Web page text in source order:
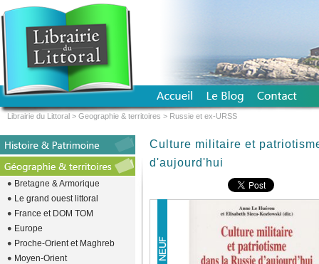
Culture militaire et
d'aujourd'hui
Bretagne & Armorique
Le grand ouest littoral
France et DOM TOM
Europe
Proche-Orient et Maghreb
Moyen-Orient
Librairie du Littoral > Geographie & territoires > Russie et ex-URSS